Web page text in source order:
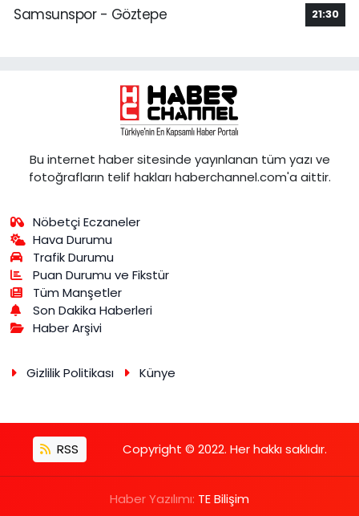
Samsunspor - Göztepe
21:30
Bu internet haber sitesinde yayınlanan tüm yazı ve
fotoğrafların telif hakları haberchannel.com'a aittir.
Nöbetçi Eczaneler
Hava Durumu
Trafik Durumu
Puan Durumu ve Fikstür
Tüm Manşetler
Son Dakika Haberleri
Haber Arşivi
Gizlilik Politikası Künye
RSS Copyright © 2022. Her hakkı saklıdır.
Haber Yazılımı: TE Bilişim